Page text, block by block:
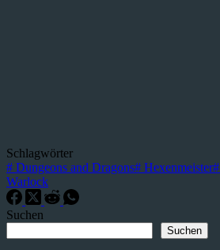
Schlagwörter
# Dungeons and Dragons# Hexenmeister#
Warlock
Suchen
Suchen